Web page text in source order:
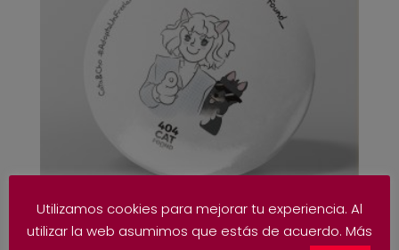
Utilizamos cookies para mejorar tu experiencia. Al
utilizar la web asumimos que estás de acuerdo. Más